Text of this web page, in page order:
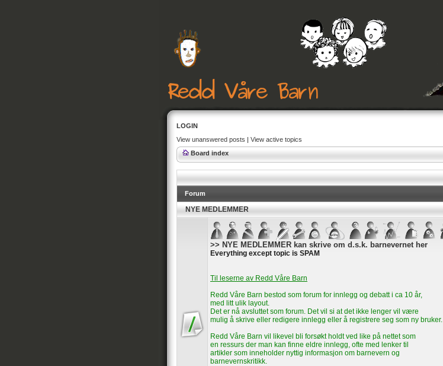
LOGIN
View unanswered posts | View active topics
Board index
Forum
NYE MEDLEMMER
>> NYE MEDLEMMER kan skrive om d.s.k. barnevernet her
Everything except topic is SPAM
Til leserne av Redd Våre Barn
Redd Våre Barn bestod som forum for innlegg og debatt i ca 10 år,
med litt ulik layout.
Det er nå avsluttet som forum. Det vil si at det ikke lenger vil være
mulig å skrive eller redigere innlegg eller å registrere seg som ny bruker.
Redd Våre Barn vil likevel bli forsøkt holdt ved like på nettet som
en ressurs der man kan finne eldre innlegg, ofte med lenker til
artikler som inneholder nyttig informasjon om barnevern og
barnevernskritikk.